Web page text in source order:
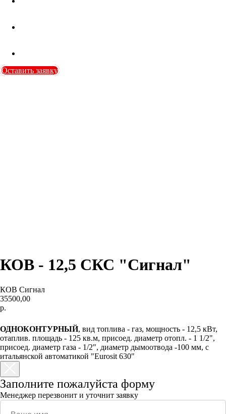
Оставить заявку
КОВ - 12,5 СКС "Сигнал"
КОВ Сигнал
35500,00
р.
ОДНОКОНТУРНЫЙ, вид топлива - газ, мощность - 12,5 кВт,
отаплив. площадь - 125 кв.м, присоед. диаметр отопл. - 1 1/2",
присоед. диаметр газа - 1/2", диаметр дымоотвода -100 мм, с
итальянской автоматикой "Eurosit 630"
Заполните пожалуйста форму
Менеджер перезвонит и уточнит заявку